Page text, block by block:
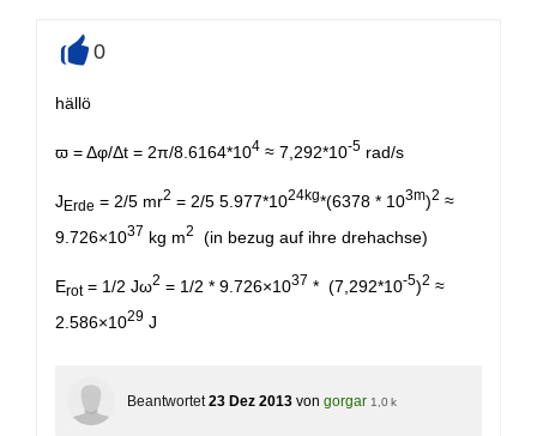
0
hällö
ϖ = Δφ/Δt = 2π/8.6164*104 ≈ 7,292*10-5 rad/s
J Erde = 2/5 mr2 = 2/5 5.977*1024kg*(6378 * 103m)2 ≈
9.726×1037 kg m2 (in bezug auf ihre drehachse)
Erot= 1/2 Jω2 = 1/2 * 9.726×1037 * (7,292*10-5)2 ≈
2.586×1029 J
Beantwortet 23 Dez 2013 von gorgar 1,0 k